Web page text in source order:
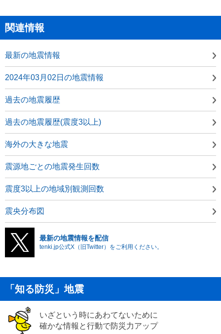
関連情報
最新の地震情報
2024年03月02日の地震情報
過去の地震履歴
過去の地震履歴(震度3以上)
海外の大きな地震
震源地ごとの地震発生回数
震度3以上の地域別観測回数
震央分布図
最新の地震情報を配信
tenki.jp公式X（旧Twitter）をご利用ください。
「知る防災」地震
いざという時にあわてないために
確かな情報と行動で防災力アップ